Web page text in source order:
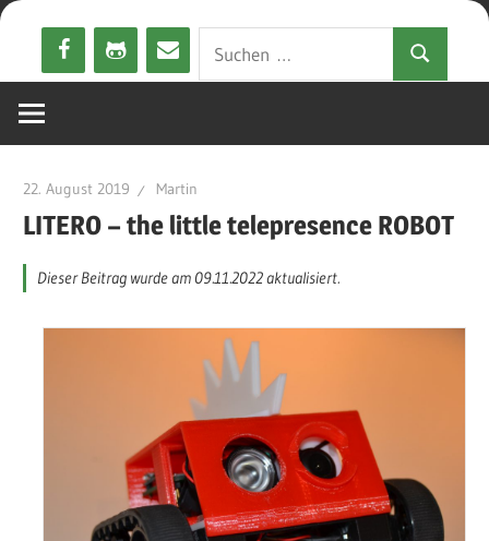
Zum
springen
Suchen
22. August 2019 Martin
LITERO – the little telepresence ROBOT
Dieser Beitrag wurde am 09.11.2022 aktualisiert.